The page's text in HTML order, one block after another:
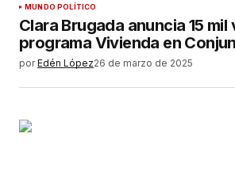
MUNDO POLÍTICO
Clara Brugada anuncia 15
programa Vivienda en
por Edén López26 de marzo de 2025